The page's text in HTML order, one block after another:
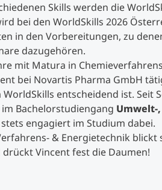
Skills werden die
bei den WorldSkills 2026
in den Vorbereitungen, zu
dazugehören.
mit Matura in
bei Novartis Pharma GmbH
entscheidend ist. Seit
Bachelorstudiengang Umwelt-
engagiert im Studium dabei.
& Energietechnik
Vincent fest die Daumen!